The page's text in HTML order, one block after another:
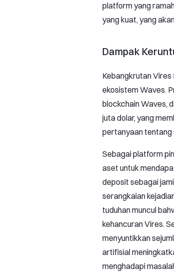
platform yang
yang kuat, yang
Dampak
Kebangkrutan
ekosistem Waves.
blockchain Waves,
juta dolar, yang
pertanyaan tentang
Sebagai platform
aset untuk
deposit sebagai
serangkaian
tuduhan muncul
kehancuran Vires.
menyuntikkan
artifisial
menghadapi